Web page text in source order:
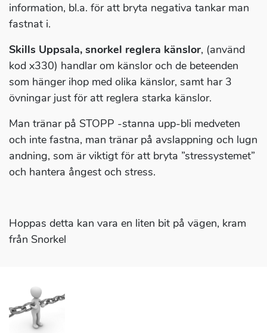
information, bl.a. för att bryta negativa tankar man
fastnat i.
Skills Uppsala, snorkel reglera känslor, (använd
kod x330) handlar om känslor och de beteenden
som hänger ihop med olika känslor, samt har 3
övningar just för att reglera starka känslor.
Man tränar på STOPP -stanna upp-bli medveten
och inte fastna, man tränar på avslappning och lugn
andning, som är viktigt för att bryta ”stressystemet”
och hantera ångest och stress.
Hoppas detta kan vara en liten bit på vägen, kram
från Snorkel